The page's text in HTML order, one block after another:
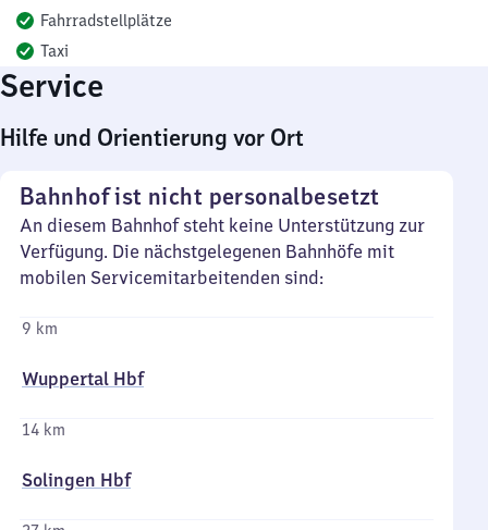
Fahrradstellplätze
Taxi
Service
Hilfe und Orientierung vor Ort
Bahnhof ist nicht personalbesetzt
An diesem Bahnhof steht keine Unterstützung zur
Verfügung. Die nächstgelegenen Bahnhöfe mit
mobilen Servicemitarbeitenden sind:
9 km
Wuppertal Hbf
14 km
Solingen Hbf